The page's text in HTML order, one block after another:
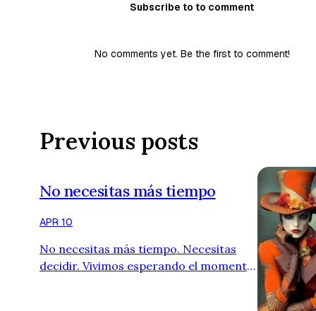
Subscribe to to comment
No comments yet. Be the first to comment!
Previous posts
No necesitas más tiempo
APR 10
No necesitas más tiempo. Necesitas
decidir. Vivimos esperando el momento